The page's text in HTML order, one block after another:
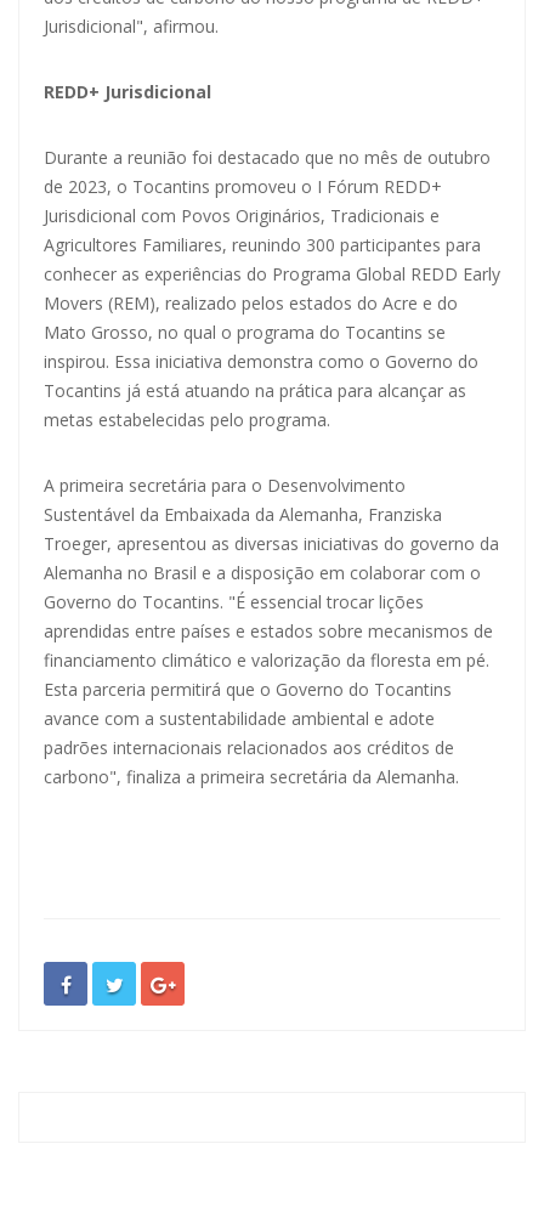
Jurisdicional", afirmou.
REDD+ Jurisdicional
Durante a reunião foi destacado que no mês de outubro
de 2023, o Tocantins promoveu o I Fórum REDD+
Jurisdicional com Povos Originários, Tradicionais e
Agricultores Familiares, reunindo 300 participantes para
conhecer as experiências do Programa Global REDD Early
Movers (REM), realizado pelos estados do Acre e do
Mato Grosso, no qual o programa do Tocantins se
inspirou. Essa iniciativa demonstra como o Governo do
Tocantins já está atuando na prática para alcançar as
metas estabelecidas pelo programa.
A primeira secretária para o Desenvolvimento
Sustentável da Embaixada da Alemanha, Franziska
Troeger, apresentou as diversas iniciativas do governo da
Alemanha no Brasil e a disposição em colaborar com o
Governo do Tocantins. "É essencial trocar lições
aprendidas entre países e estados sobre mecanismos de
financiamento climático e valorização da floresta em pé.
Esta parceria permitirá que o Governo do Tocantins
avance com a sustentabilidade ambiental e adote
padrões internacionais relacionados aos créditos de
carbono", finaliza a primeira secretária da Alemanha.